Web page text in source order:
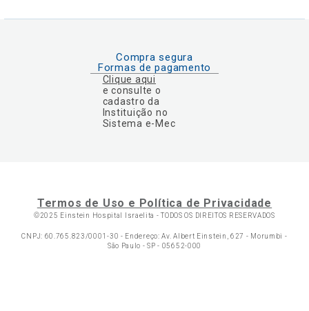
Compra segura
Formas de pagamento
Clique aqui
e consulte o
cadastro da
Instituição no
Sistema e-Mec
Termos de Uso e Política de Privacidade
©2025 Einstein Hospital Israelita -TODOS OS DIREITOS RESERVADOS
CNPJ: 60.765.823/0001-30 - Endereço: Av. Albert Einstein, 627 - Morumbi -
São Paulo - SP - 05652-000